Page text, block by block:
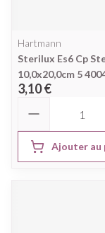
Hartmann
Sterilux Es6 Cp
10,0x20,0cm 5
3,10 €
Ajouter au